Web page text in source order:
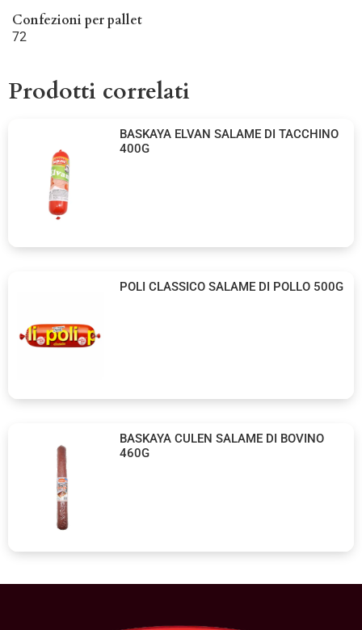
Confezioni per pallet
72
Prodotti correlati
BASKAYA ELVAN SALAME DI TACCHINO
400G
POLI CLASSICO SALAME DI POLLO 500G
BASKAYA CULEN SALAME DI BOVINO
460G